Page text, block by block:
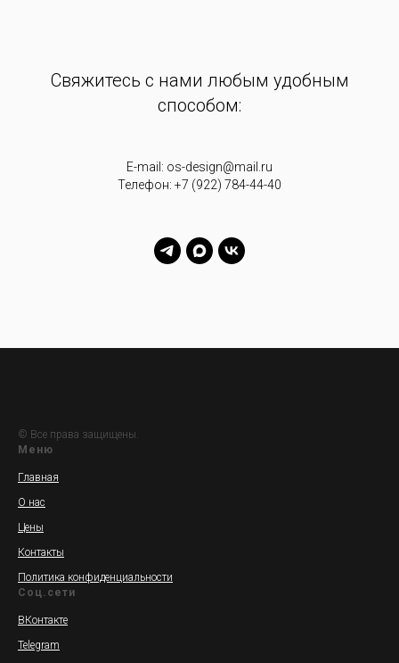
Cвяжитесь с нами любым удобным
способом:
E-mail: os-design@mail.ru
Телефон: +7 (922) 784-44-40
© Все права защищены.
Меню
Главная
О нас
Цены
Контакты
Политика конфиденциальности
Соц.сети
ВКонтакте
Telegram